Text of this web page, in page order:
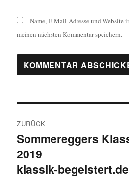
Name, E-Mail-Adresse und Website
meinen nächsten Kommentar speichern.
ZURÜCK
Vorheriger
Beitrag:
Sommereggers
2019
klassik-begeistert.de